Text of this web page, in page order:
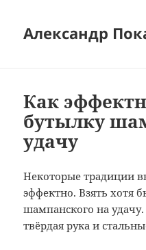
Александр
Как
бутылку
удачу
Некоторые традиции
эффектно. Взять хотя
шампанского на
твёрдая рука и